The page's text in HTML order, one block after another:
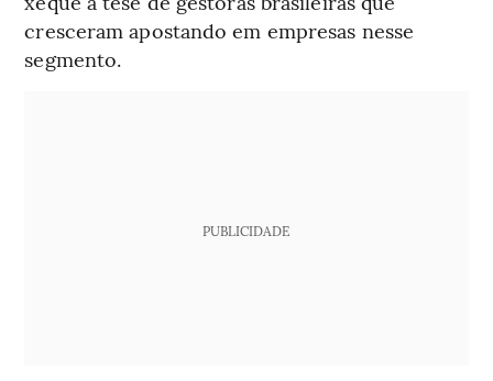
cresceram apostando em empresas nesse
segmento.
PUBLICIDADE